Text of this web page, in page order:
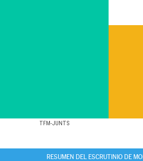
TFM-JUNTS
RESUMEN DEL ESCRUTINIO DE